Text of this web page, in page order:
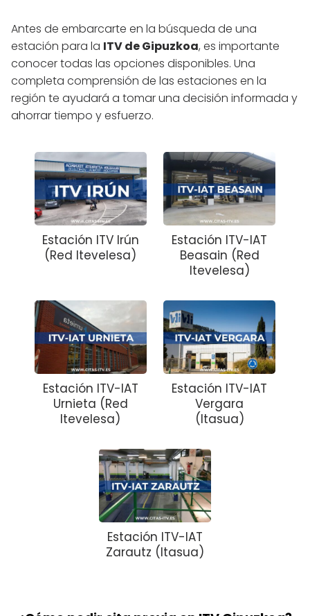
Antes de embarcarte en la búsqueda de una
estación para la ITV de Gipuzkoa, es importante
conocer todas las opciones disponibles. Una
completa comprensión de las estaciones en la
región te ayudará a tomar una decisión informada y
ahorrar tiempo y esfuerzo.
Estación ITV Irún
(Red Itevelesa)
Estación ITV-IAT
Beasain (Red
Itevelesa)
Estación ITV-IAT
Urnieta (Red
Itevelesa)
Estación ITV-IAT
Vergara
(Itasua)
Estación ITV-IAT
Zarautz (Itasua)